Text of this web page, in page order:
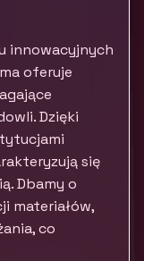
innowacyjnych
oferuje
Dzięki
się
Dbamy o
materiałów,
co